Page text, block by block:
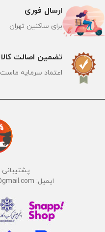
تضمین اصالت کالا
اعتماد سرمایه ماست
ارسال فوری
برای ساکنین تهران
پشتیبانی: 09919485113
ایمیل: panahgah.petshop@gmail.com